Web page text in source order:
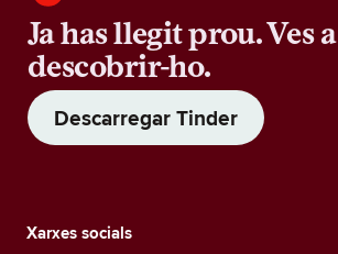
Ja has llegit prou. Ves a
descobrir-ho.
Descarregar Tinder
Xarxes socials